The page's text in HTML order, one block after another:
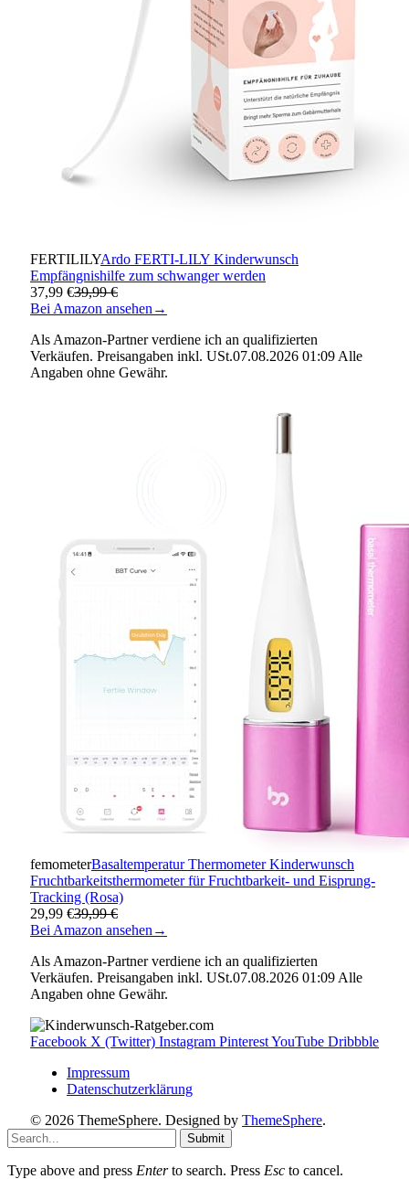
FERTILILYArdo FERTI-LILY Kinderwunsch
Empfängnishilfe zum schwanger werden
37,99 €39,99 €
Bei Amazon ansehen →
Als Amazon-Partner verdiene ich an qualifizierten
Verkäufen. Preisangaben inkl. USt.07.08.2026 01:09 Alle
Angaben ohne Gewähr.
femometerBasaltemperatur Thermometer Kinderwunsch
Fruchtbarkeitsthermometer für Fruchtbarkeit- und Eisprung-
Tracking (Rosa)
29,99 €39,99 €
Bei Amazon ansehen →
Als Amazon-Partner verdiene ich an qualifizierten
Verkäufen. Preisangaben inkl. USt.07.08.2026 01:09 Alle
Angaben ohne Gewähr.
Facebook X (Twitter) Instagram PinterestYouTube Dribbble
Impressum
Datenschutzerklärung
© 2026 ThemeSphere. Designed by ThemeSphere.
Submit
Type above and press Enterto search. Press Esc to cancel.